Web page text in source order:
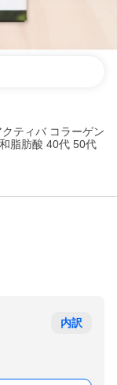
ティバ コラーゲン
脂肪酸 40代 50代
内訳